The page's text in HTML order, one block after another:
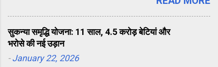
लगभग तय मानी जाती है। लोकसभा हो या
विधानसभा या स्थानीय निकाय, हार की
फेहरिस्त लगातार लंबी होती जा रही है। आज
यह पार्टी केवल चुनाव नहीं हार रही, बल्कि
सुकन्या समृद्धि योजना: 11 साल, 4.5 करोड़ बेटियां और
भरोसे की नई उड़ान
-January 22, 2026